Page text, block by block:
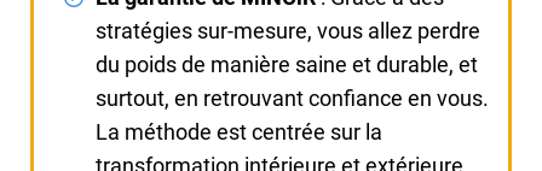
stratégies sur-mesure, vous allez perdre
du poids de manière saine et durable, et
surtout, en retrouvant confiance en vous.
La méthode est centrée sur la
transformation intérieure et extérieure